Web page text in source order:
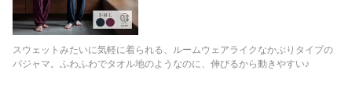
スウェットみたいに気軽に着られる、ルームウェアライクなかぶりタイプの
パジャマ。ふわふわでタオル地のようなのに、伸びるから動きやすい♪